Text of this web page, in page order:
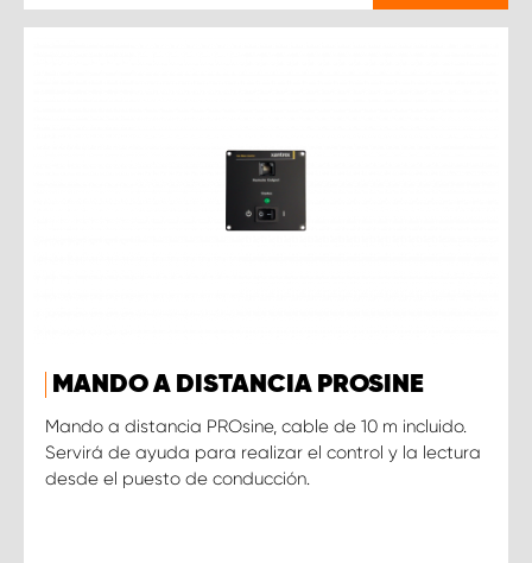
MANDO A DISTANCIA PROSINE
Mando a distancia PROsine, cable de 10 m incluido.
Servirá de ayuda para realizar el control y la lectura
desde el puesto de conducción.